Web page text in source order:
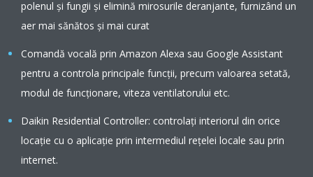
polenul și fungii și elimină mirosurile deranjante, furnizând un
aer mai sănătos și mai curat
Comandă vocală prin Amazon Alexa sau Google Assistant
pentru a controla principale funcții, precum valoarea setată,
modul de funcționare, viteza ventilatorului etc.
Daikin Residential Controller: controlați interiorul din orice
locație cu o aplicație prin intermediul rețelei locale sau prin
internet.